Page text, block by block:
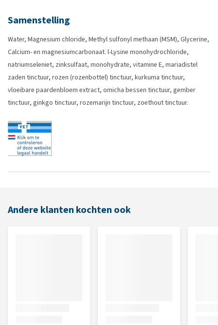
Samenstelling
Water, Magnesium chloride, Methyl sulfonyl methaan (MSM), Glycerine,
Calcium- en magnesiumcarbonaat. l-Lysine monohydrochloride,
natriumseleniet, zinksulfaat, monohydrate, vitamine E, mariadistel
zaden tinctuur, rozen (rozenbottel) tinctuur, kurkuma tinctuur,
vloeibare paardenbloem extract, omicha bessen tinctuur, gember
tinctuur, ginkgo tinctuur, rozemarijn tinctuur, zoethout tinctuur.
Andere klanten kochten ook